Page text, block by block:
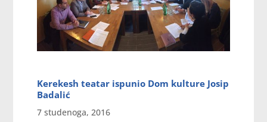
Kerekesh teatar ispunio Dom kulture Josip
Badalić
7 studenoga, 2016